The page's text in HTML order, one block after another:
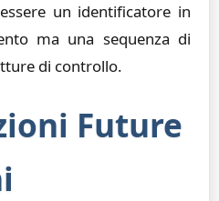
un identificatore in
ma una sequenza di
di controllo.
Future